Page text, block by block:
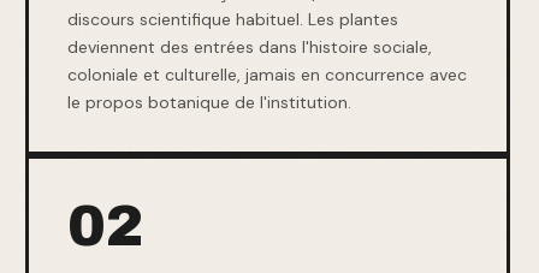
discours scientifique habituel. Les plantes
deviennent des entrées dans l'histoire sociale,
coloniale et culturelle, jamais en concurrence avec
le propos botanique de l'institution.
02